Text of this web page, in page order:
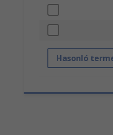
Hasonló